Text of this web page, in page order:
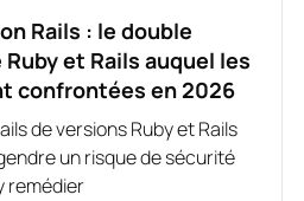
Rails : le double
et Rails auquel les
confrontées en 2026
de versions Ruby et Rails
un risque de sécurité
remédier